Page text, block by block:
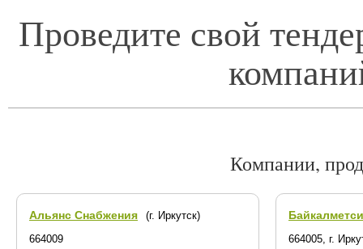
Проведите свой
Компании,
Альянс Снабжения
(г. Иркутск)
664009
664005, г.